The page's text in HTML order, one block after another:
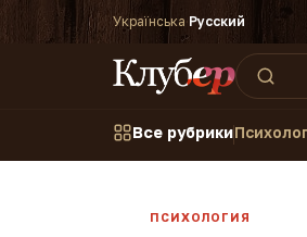
Українська·Русский
Все рубрики
ПСИХОЛОГИЯ